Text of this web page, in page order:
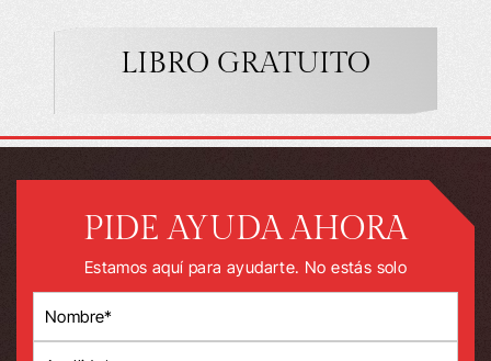
LIBRO GRATUITO
PIDE AYUDA AHORA
Estamos aquí para ayudarte. No estás solo